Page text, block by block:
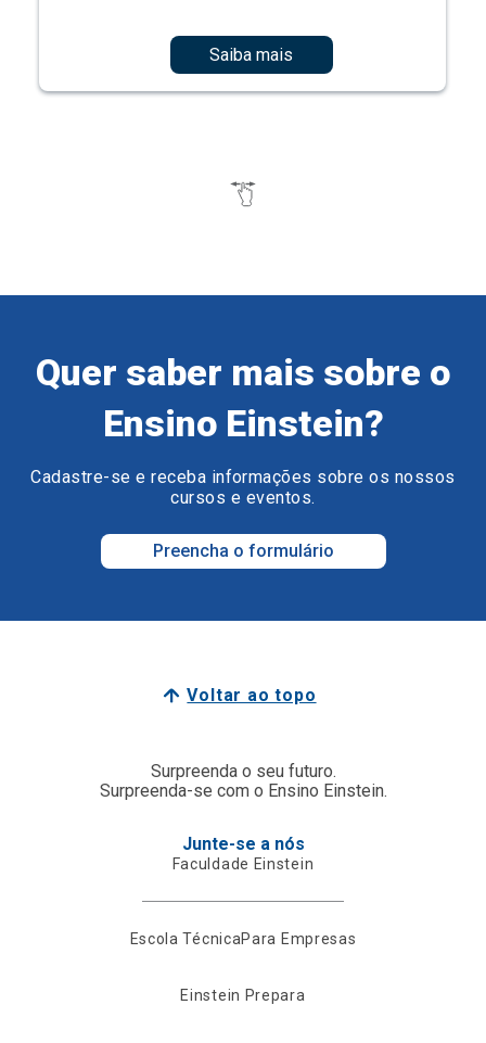
Saiba mais
Quer saber mais sobre o
Ensino Einstein?
Cadastre-se e receba informações sobre os nossos
cursos e eventos.
Preencha o formulário
Voltar ao topo
Surpreenda o seu futuro.
Surpreenda-se com o Ensino Einstein.
Junte-se a nós
Faculdade Einstein
Escola TécnicaPara Empresas
Einstein Prepara